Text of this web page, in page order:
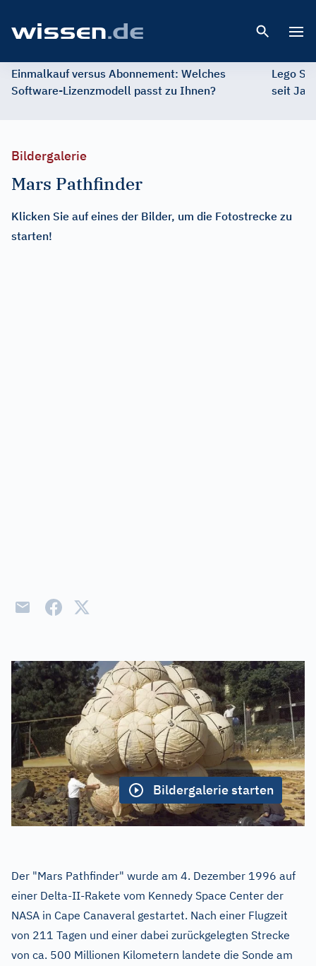
Einmalkauf versus Abonnement: Welches
Software-Lizenzmodell passt zu Ihnen?
Lego
seit
Bildergalerie
Mars Pathfinder
Klicken Sie auf eines der Bilder, um die Fotostrecke zu
starten!
Bildergalerie starten
Der "Mars Pathfinder" wurde am 4. Dezember 1996 auf
einer Delta-II-Rakete vom Kennedy Space Center der
NASA in Cape Canaveral gestartet. Nach einer Flugzeit
von 211 Tagen und einer dabei zurückgelegten Strecke
von ca. 500 Millionen Kilometern landete die Sonde am